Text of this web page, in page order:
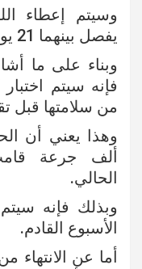
وسيتم إعطاء
يفصل بينهما 21 يوما.
وبناء على ما
فإنه سيتم
من سلامتها قبل
ألف جرعة
الحالي.
وبذلك فإنه سيتم
الأسبوع القادم.
أما عن الانتهاء